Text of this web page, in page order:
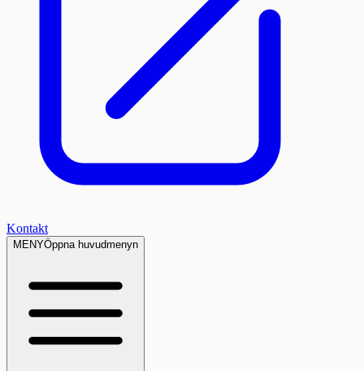
Kontakt
MENYÖppna huvudmenyn